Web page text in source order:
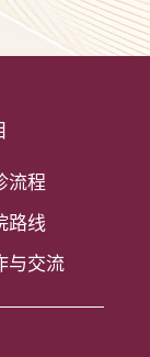
流程
路线
与交流